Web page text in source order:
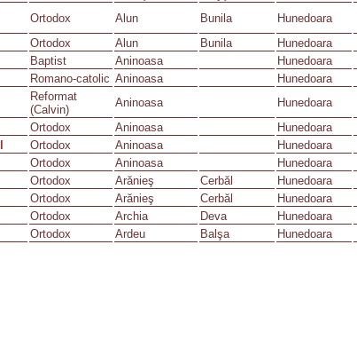
Ortodox Alun Bunila Hunedoara
Ortodox Alun Bunila Hunedoara
Baptist Aninoasa Hunedoara
Romano-catolic Aninoasa Hunedoara
Reformat
(Calvin)
Aninoasa Hunedoara
Ortodox Aninoasa Hunedoara
Ortodox Aninoasa Hunedoara
Ortodox Aninoasa Hunedoara
Ortodox Arănieş Cerbăl Hunedoara
Ortodox Arănieş Cerbăl Hunedoara
Ortodox Archia Deva Hunedoara
Ortodox Ardeu Balşa Hunedoara